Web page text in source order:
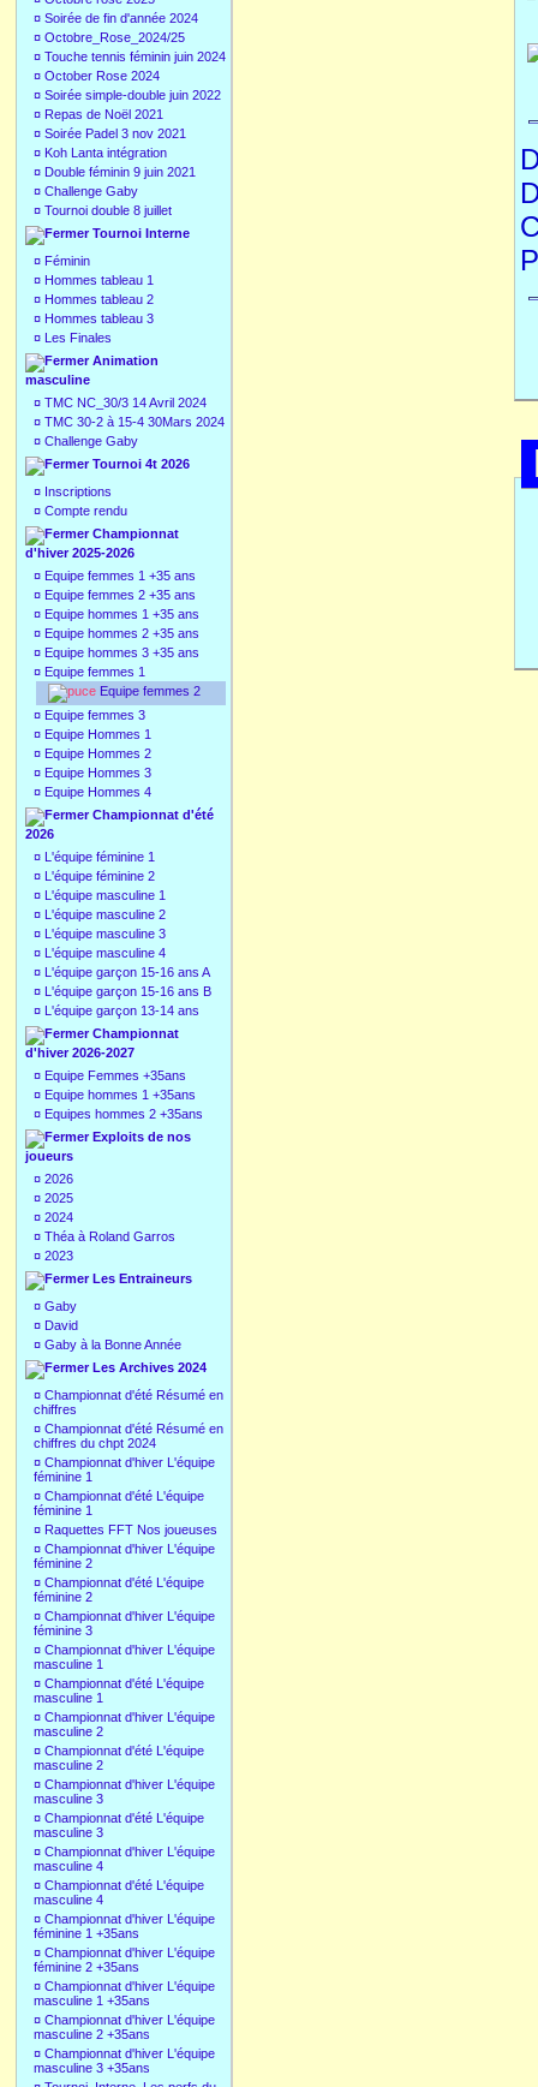
¤ Soirée de fin d'année 2024
¤ Octobre_Rose_2024/25
¤ Touche tennis féminin juin 2024
¤ October Rose 2024
¤ Soirée simple-double juin 2022
¤ Repas de Noël 2021
¤ Soirée Padel 3 nov 2021
¤ Koh Lanta intégration
¤ Double féminin 9 juin 2021
¤ Challenge Gaby
¤ Tournoi double 8 juillet
Tournoi Interne
¤ Féminin
¤ Hommes tableau 1
¤ Hommes tableau 2
¤ Hommes tableau 3
¤ Les Finales
Animation
masculine
¤ TMC NC_30/3 14 Avril 2024
¤ TMC 30-2 à 15-4 30Mars 2024
¤ Challenge Gaby
Tournoi 4t 2026
¤ Inscriptions
¤ Compte rendu
Championnat
d'hiver 2025-2026
¤ Equipe femmes 1 +35 ans
¤ Equipe femmes 2 +35 ans
¤ Equipe hommes 1 +35 ans
¤ Equipe hommes 2 +35 ans
¤ Equipe hommes 3 +35 ans
¤ Equipe femmes 1
Equipe femmes 2
¤ Equipe femmes 3
¤ Equipe Hommes 1
¤ Equipe Hommes 2
¤ Equipe Hommes 3
¤ Equipe Hommes 4
Championnat d'été
2026
¤ L'équipe féminine 1
¤ L'équipe féminine 2
¤ L'équipe masculine 1
¤ L'équipe masculine 2
¤ L'équipe masculine 3
¤ L'équipe masculine 4
¤ L'équipe garçon 15-16 ans A
¤ L'équipe garçon 15-16 ans B
¤ L'équipe garçon 13-14 ans
Championnat
d'hiver 2026-2027
¤ Equipe Femmes +35ans
¤ Equipe hommes 1 +35ans
¤ Equipes hommes 2 +35ans
Exploits de nos
joueurs
¤ 2026
¤ 2025
¤ 2024
¤ Théa à Roland Garros
¤ 2023
Les Entraineurs
¤ Gaby
¤ David
¤ Gaby à la Bonne Année
Les Archives 2024
¤ Championnat d'été Résumé en
chiffres
¤ Championnat d'été Résumé en
chiffres du chpt 2024
¤ Championnat d'hiver L'équipe
féminine 1
¤ Championnat d'été L'équipe
féminine 1
¤ Raquettes FFT Nos joueuses
¤ Championnat d'hiver L'équipe
féminine 2
¤ Championnat d'été L'équipe
féminine 2
¤ Championnat d'hiver L'équipe
féminine 3
¤ Championnat d'hiver L'équipe
masculine 1
¤ Championnat d'été L'équipe
masculine 1
¤ Championnat d'hiver L'équipe
masculine 2
¤ Championnat d'été L'équipe
masculine 2
¤ Championnat d'hiver L'équipe
masculine 3
¤ Championnat d'été L'équipe
masculine 3
¤ Championnat d'hiver L'équipe
masculine 4
¤ Championnat d'été L'équipe
masculine 4
¤ Championnat d'hiver L'équipe
féminine 1 +35ans
¤ Championnat d'hiver L'équipe
féminine 2 +35ans
¤ Championnat d'hiver L'équipe
masculine 1 +35ans
¤ Championnat d'hiver L'équipe
masculine 2 +35ans
¤ Championnat d'hiver L'équipe
masculine 3 +35ans